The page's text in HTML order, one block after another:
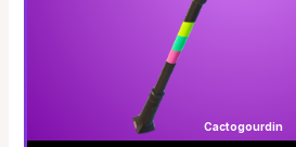
Cactogourdin